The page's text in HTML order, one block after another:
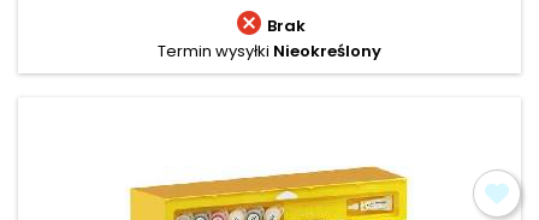
 Brak
Termin wysyłki Nieokreślony